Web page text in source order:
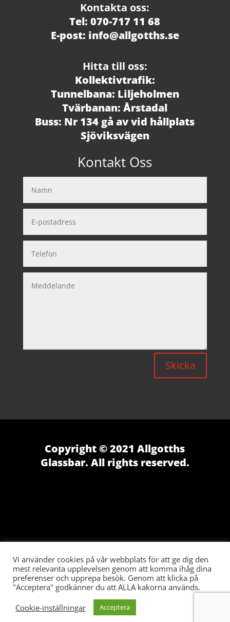
Kontakta oss:
Tel: 070-717 11 68
E-post: info@allgotths.se
Hitta till oss:
Kollektivtrafik:
Tunnelbana: Liljeholmen
Tvärbanan: Årstadal
Buss: Nr 134 gå av vid hållplats
Sjöviksvägen
Kontakt Oss
Skicka
Copyright © 2021 Allgotths
Glassbar. All rights reserved.
Vi använder cookies på vår webbplats för att ge dig den
mest relevanta upplevelsen genom att komma ihåg dina
preferenser och upprepa besök. Genom att klicka på
"Acceptera" godkänner du att ALLA kakorna används.
Cookie-inställningar
Acceptera